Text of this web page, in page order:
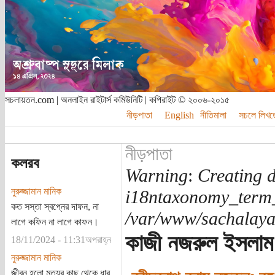
সচলায়তন.com | অনলাইন রাইটার্স কমিউনিটি | কপিরাইট © ২০০৬-২০১৫
নীড়পাতা
English নীতিমালা সচলে
কলরব
নুরুজ্জামান মানিক
কত সস্তা স্বপ্নের দাফন, না
লাগে কফিন না লাগে কাফন।
18/11/2024 - 11:31অপরাহ্ন
নুরুজ্জামান মানিক
জীবন হলো মৃত্যুর কাছ থেকে ধার
নীড়পাতা
Warning: Creating
/var/www/
কাজী নজরুল ইসলাম